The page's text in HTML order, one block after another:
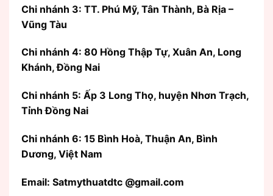
Chi nhánh 3: TT. Phú Mỹ, Tân Thành, Bà Rịa –
Vũng Tàu
Chi nhánh 4: 80 Hồng Thập Tự, Xuân An, Long
Khánh, Đồng Nai
Chi nhánh 5: Ấp 3 Long Thọ, huyện Nhơn Trạch,
Tỉnh Đồng Nai
Chi nhánh 6: 15 Bình Hoà, Thuận An, Bình
Dương, Việt Nam
Email: Satmythuatdtc @gmail.com